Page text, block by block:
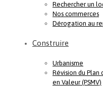
Rechercher un
Nos commerces
Dérogation au
Construire
Urbanisme
Révision du Plan
en Valeur (PSMV)